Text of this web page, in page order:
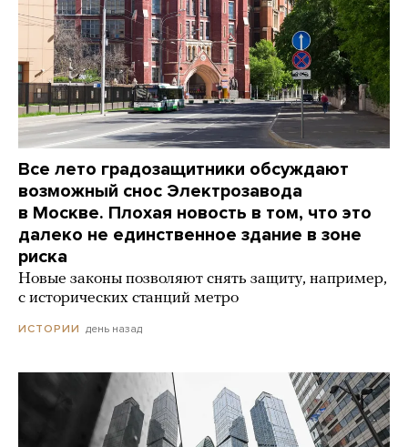
Все лето градозащитники обсуждают
возможный снос Электрозавода
в Москве. Плохая новость в том, что это
далеко не единственное здание в зоне
риска
Новые законы позволяют снять защиту, например,
с исторических станций метро
ИСТОРИИ день назад